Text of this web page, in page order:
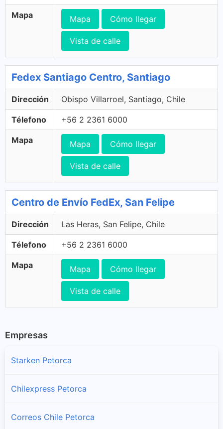
Mapa Mapa Cómo llegar
Vista de calle
Fedex Santiago Centro, Santiago
Dirección Obispo Villarroel, Santiago, Chile
Télefono +56 2 2361 6000
Mapa Mapa Cómo llegar
Vista de calle
Centro de Envío FedEx, San Felipe
Dirección Las Heras, San Felipe, Chile
Télefono +56 2 2361 6000
Mapa Mapa Cómo llegar
Vista de calle
Empresas
Starken Petorca
Chilexpress Petorca
Correos Chile Petorca